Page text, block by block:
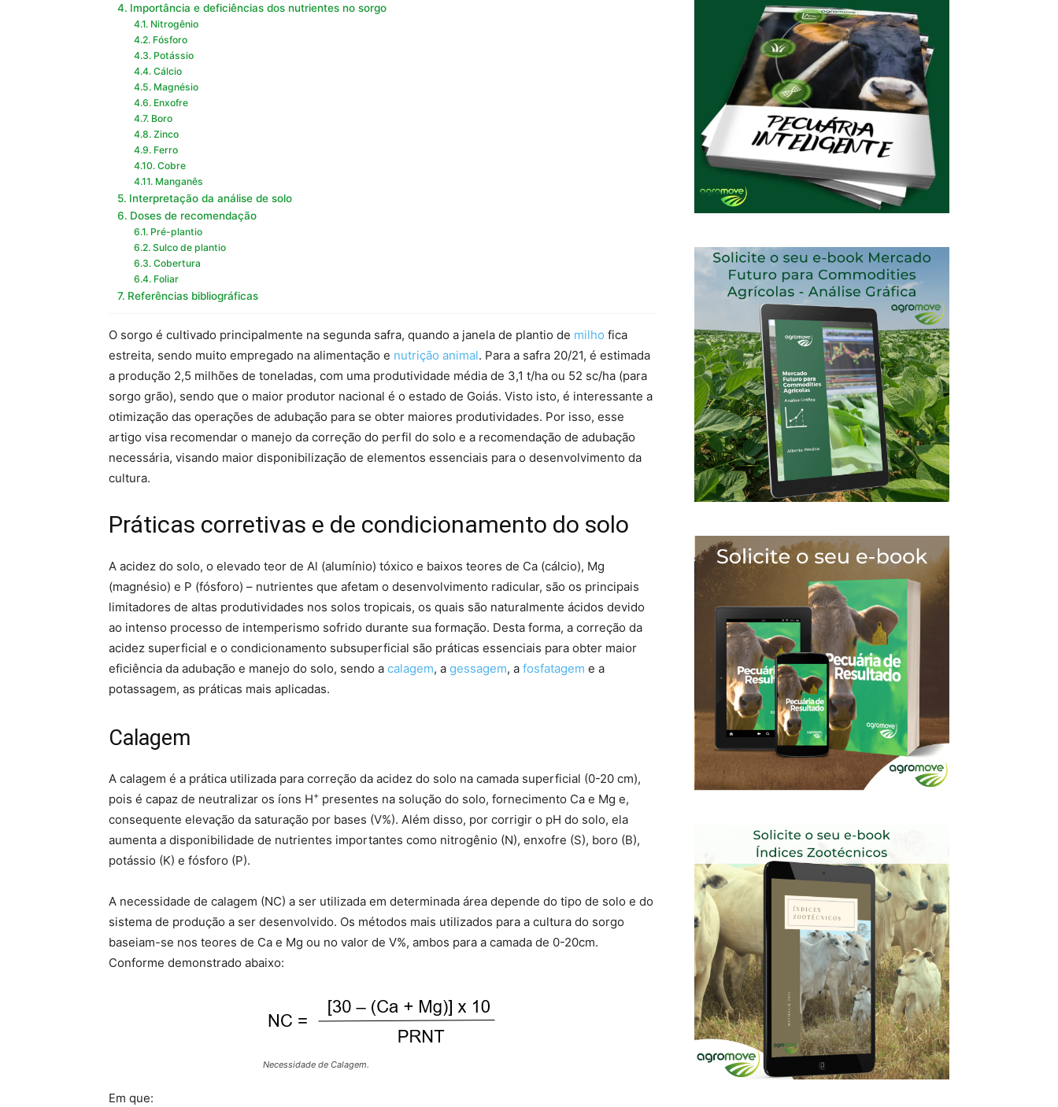
Importância e deficiências dos nutrientes no sorgo
Nitrogênio
Fósforo
Potássio
Cálcio
Magnésio
Enxofre
Boro
Zinco
Ferro
Cobre
Manganês
Interpretação da análise de solo
Doses de recomendação
Pré-plantio
Sulco de plantio
Cobertura
Foliar
Referências bibliográficas
O sorgo é cultivado principalmente na segunda safra, quando a janela de plantio de milho fica
estreita, sendo muito empregado na alimentação e nutrição animal. Para a safra 20/21, é estimada
a produção 2,5 milhões de toneladas, com uma produtividade média de 3,1 t/ha ou 52 sc/ha (para
sorgo grão), sendo que o maior produtor nacional é o estado de Goiás. Visto isto, é interessante a
otimização das operações de adubação para se obter maiores produtividades. Por isso, esse
artigo visa recomendar o manejo da correção do perfil do solo e a recomendação de adubação
necessária, visando maior disponibilização de elementos essenciais para o desenvolvimento da
cultura.
Práticas corretivas e de condicionamento do solo
A acidez do solo, o elevado teor de Al (alumínio) tóxico e baixos teores de Ca (cálcio), Mg
(magnésio) e P (fósforo) – nutrientes que afetam o desenvolvimento radicular, são os principais
limitadores de altas produtividades nos solos tropicais, os quais são naturalmente ácidos devido
ao intenso processo de intemperismo sofrido durante sua formação. Desta forma, a correção da
acidez superficial e o condicionamento subsuperficial são práticas essenciais para obter maior
eficiência da adubação e manejo do solo, sendo a calagem, a gessagem, a fosfatagem e a
potassagem, as práticas mais aplicadas.
Calagem
A calagem é a prática utilizada para correção da acidez do solo na camada superficial (0-20 cm),
pois é capaz de neutralizar os íons H+ presentes na solução do solo, fornecimento Ca e Mg e,
consequente elevação da saturação por bases (V%). Além disso, por corrigir o pH do solo, ela
aumenta a disponibilidade de nutrientes importantes como nitrogênio (N), enxofre (S), boro (B),
potássio (K) e fósforo (P).
A necessidade de calagem (NC) a ser utilizada em determinada área depende do tipo de solo e do
sistema de produção a ser desenvolvido. Os métodos mais utilizados para a cultura do sorgo
baseiam-se nos teores de Ca e Mg ou no valor de V%, ambos para a camada de 0-20cm.
Conforme demonstrado abaixo:
Necessidade de Calagem.
Em que: